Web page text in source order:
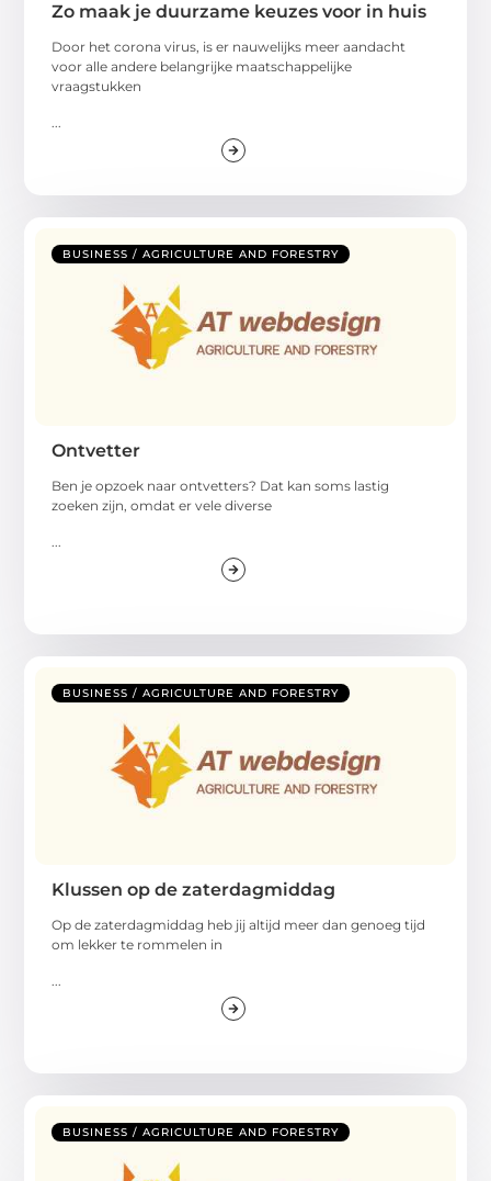
Zo maak je duurzame keuzes voor in huis
Door het corona virus, is er nauwelijks meer aandacht
voor alle andere belangrijke maatschappelijke
vraagstukken
BUSINESS / AGRICULTURE AND FORESTRY
Ontvetter
Ben je opzoek naar ontvetters? Dat kan soms lastig
zoeken zijn, omdat er vele diverse
BUSINESS / AGRICULTURE AND FORESTRY
Klussen op de zaterdagmiddag
Op de zaterdagmiddag heb jij altijd meer dan genoeg tijd
om lekker te rommelen in
BUSINESS / AGRICULTURE AND FORESTRY